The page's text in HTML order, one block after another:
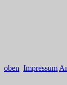
oben Impressum